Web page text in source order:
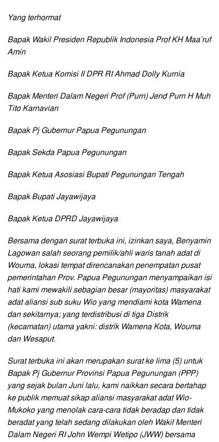
Yang terhormat
Bapak Wakil Presiden Republik Indonesia Prof KH Maa’ruf
Amin
Bapak Ketua Komisi II DPR RI Ahmad Dolly Kurnia
Bapak Menteri Dalam Negeri Prof (Purn) Jend Purn H Muh
Tito Karnavian
Bapak Pj Gubernur Papua Pegunungan
Bapak Sekda Papua Pegunungan
Bapak Ketua Asosiasi Bupati Pegunungan Tengah
Bapak Bupati Jayawijaya
Bapak Ketua DPRD Jayawijaya
Bersama dengan surat terbuka ini, izinkan saya, Benyamin
Lagowan salah seorang pemilik/ahli waris tanah adat di
Wouma, lokasi tempat direncanakan penempatan pusat
pemerintahan Prov. Papua Pegunungan menyampaikan isi
hati kami mewakili sebagian besar (mayoritas) masyarakat
adat aliansi sub suku Wio yang mendiami kota Wamena
dan sekitarnya; yang terdistribusi di tiga Distrik
(kecamatan) utama yakni: distrik Wamena Kota, Wouma
dan Wesaput.
Surat terbuka ini akan merupakan surat ke lima (5) untuk
Bapak Pj Gubernur Provinsi Papua Pegunungan (PPP)
yang sejak bulan Juni lalu, kami naikkan secara bertahap
ke publik memuat sikap aliansi masyarakat adat Wio-
Mukoko yang menolak cara-cara tidak beradap dan tidak
beradat yang telah sedang dilakukan oleh Wakil Menteri
Dalam Negeri RI John Wempi Wetipo (JWW) bersama